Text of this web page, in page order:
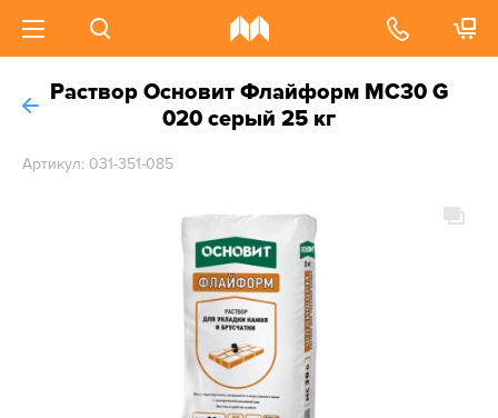
Раствор Основит Флайформ MC30 G
020 серый 25 кг
Артикул: 031-351-085